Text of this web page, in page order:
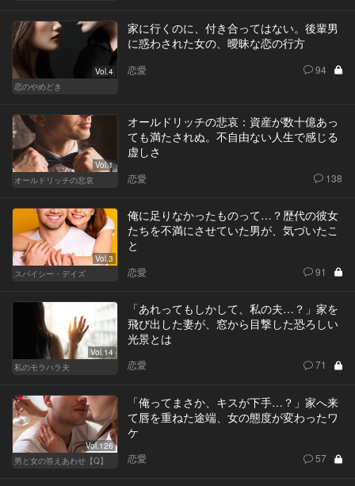
Vol.4
恋のやめどき
家に行くのに、付き合ってはない。後輩男
に惑わされた女の、曖昧な恋の行方
恋愛 94
Vol.1
オールドリッチの悲哀
オールドリッチの悲哀：資産が数十億あっ
ても満たされぬ。不自由ない人生で感じる
虚しさ
恋愛 138
Vol.3
スパイシー・デイズ
俺に足りなかったものって…？歴代の彼女
たちを不満にさせていた男が、気づいたこ
と
恋愛 91
Vol.14
私のモラハラ夫
「あれってもしかして、私の夫…？」家を
飛び出した妻が、窓から目撃した恐ろしい
光景とは
恋愛 71
Vol.126
男と女の答えあわせ【Q】
「俺ってまさか、キスが下手…？」家へ来
て唇を重ねた途端、女の態度が変わったワ
ケ
恋愛 57